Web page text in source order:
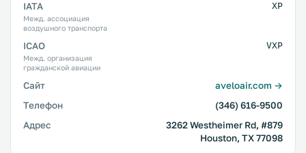
IATA
Межд. ассоциация
воздушного транспорта
XP
ICAO
Межд. организация
гражданской авиации
VXP
Сайт
aveloair.com →
Телефон
(346) 616-9500
Адрес
3262 Westheimer Rd, #879
Houston, TX 77098